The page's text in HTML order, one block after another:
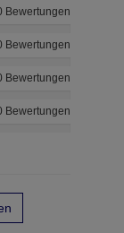
Bewertungen
Bewertungen
Bewertungen
Bewertungen